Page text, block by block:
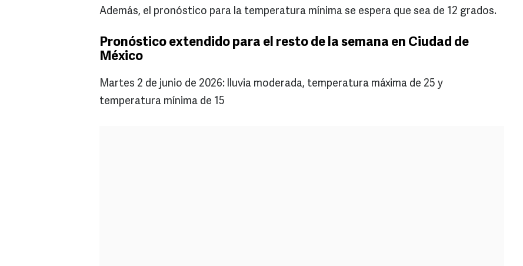
Además, el pronóstico para la temperatura mínima se espera que sea de 12 grados.
Pronóstico extendido para el resto de la semana en Ciudad de
México
Martes 2 de junio de 2026: lluvia moderada, temperatura máxima de 25 y
temperatura mínima de 15